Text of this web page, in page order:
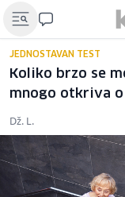
JEDNOSTAVAN TEST
Koliko brzo se
mnogo otkriva
Dž. L.